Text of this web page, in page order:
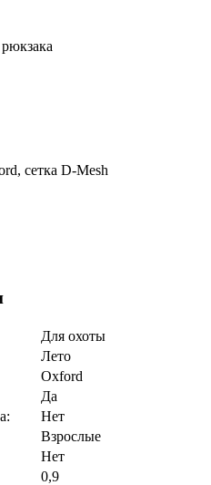
сетка D-Mesh
Для охоты
Лето
Oxford
Да
Нет
Взрослые
Нет
0,9